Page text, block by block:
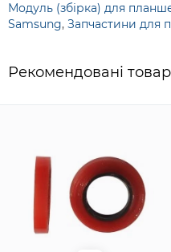
Модуль (збірка) для
Samsung, Запчастини для
Рекомендовані